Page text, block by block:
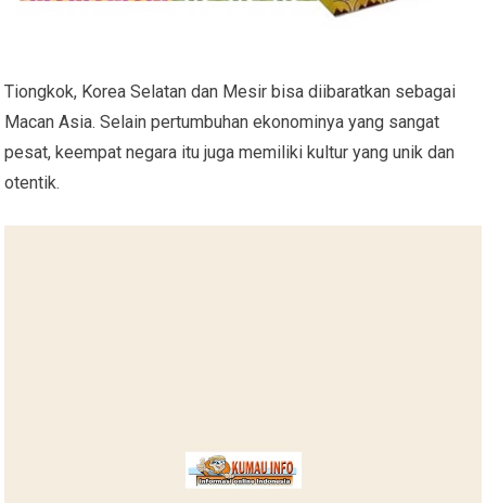
Tiongkok, Korea Selatan dan Mesir bisa diibaratkan sebagai
Macan Asia. Selain pertumbuhan ekonominya yang sangat
pesat, keempat negara itu juga memiliki kultur yang unik dan
otentik.